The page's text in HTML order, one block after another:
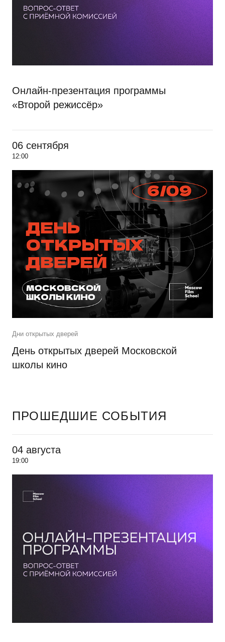
Онлайн-презентация программы
«Второй режиссёр»
06 сентября
12:00
Дни открытых дверей
День открытых дверей Московской
школы кино
ПРОШЕДШИЕ СОБЫТИЯ
04 августа
19:00